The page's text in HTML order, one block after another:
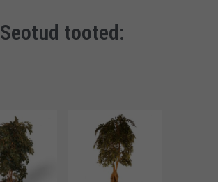
Seotud tooted: